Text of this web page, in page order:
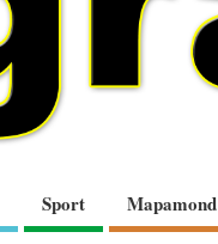
Sport Mapamond